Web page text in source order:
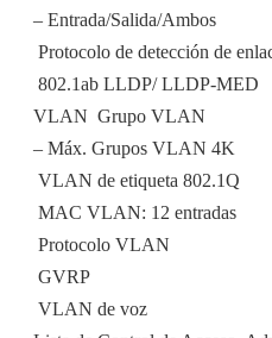
– Entrada/Salida/Ambos
 Protocolo de detección de
 802.1ab LLDP/ LLDP-MED
VLAN  Grupo VLAN
– Máx. Grupos VLAN 4K
 VLAN de etiqueta 802.1Q
 MAC VLAN: 12 entradas
 Protocolo VLAN
 GVRP
 VLAN de voz